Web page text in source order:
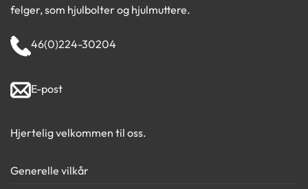
felger, som hjulbolter og hjulmuttere.
46(0)224-30204
E-post
Hjertelig velkommen til oss.
Generelle vilkår